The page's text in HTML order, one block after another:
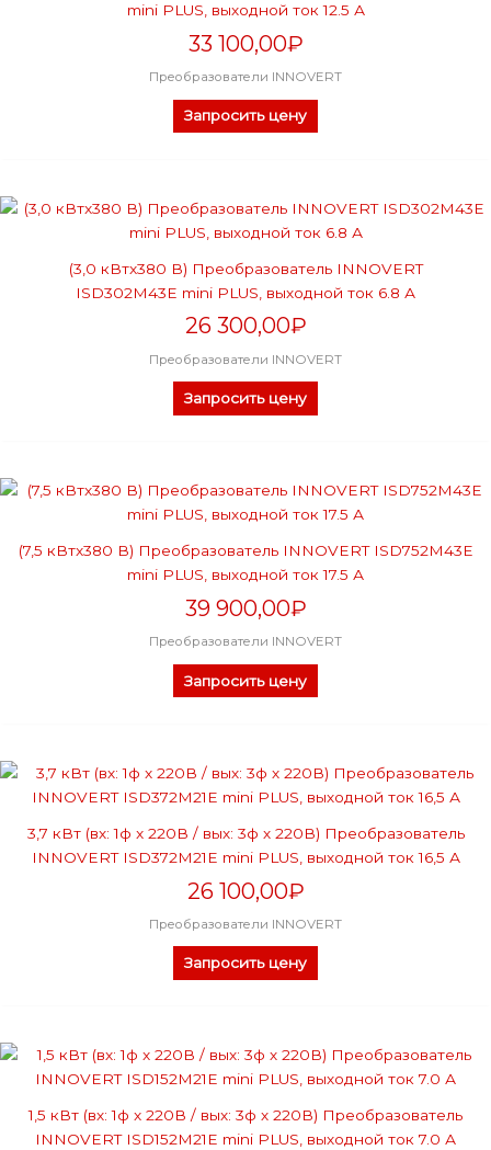
mini PLUS, выходной ток 12.5 А
33 100,00₽
Преобразователи INNOVERT
Запросить цену
(3,0 кВтx380 В) Преобразователь INNOVERT
ISD302M43E mini PLUS, выходной ток 6.8 А
26 300,00₽
Преобразователи INNOVERT
Запросить цену
(7,5 кВтx380 В) Преобразователь INNOVERT ISD752M43E
mini PLUS, выходной ток 17.5 А
39 900,00₽
Преобразователи INNOVERT
Запросить цену
3,7 кВт (вх: 1ф x 220В / вых: 3ф х 220В) Преобразователь
INNOVERT ISD372M21E mini PLUS, выходной ток 16,5 А
26 100,00₽
Преобразователи INNOVERT
Запросить цену
1,5 кВт (вх: 1ф x 220В / вых: 3ф х 220В) Преобразователь
INNOVERT ISD152М21E mini PLUS, выходной ток 7.0 А